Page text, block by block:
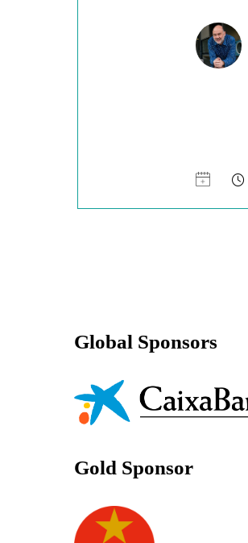
Global Sponsors
Gold Sponsor